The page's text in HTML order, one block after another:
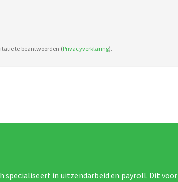
te beantwoorden (Privacyverklaring).
specialiseert in uitzendarbeid en payroll. Dit voor